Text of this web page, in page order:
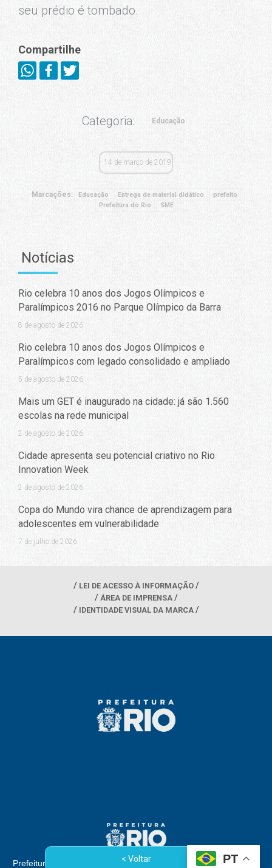
seu prédio é tombado.
Compartilhe
Categoria: Educação
14 de março de 2019
Marcações: Educação Entrega de material didático
prefeito
Prefeitura do Rio
SME
Notícias
Rio celebra 10 anos dos Jogos Olímpicos e
Paralímpicos 2016 no Parque Olímpico da Barra
8 de agosto de 2026
Rio celebra 10 anos dos Jogos Olímpicos e
Paralímpicos com legado consolidado e ampliado
5 de agosto de 2026
Mais um GET é inaugurado na cidade: já são 1.560
escolas na rede municipal
2 de agosto de 2026
Cidade apresenta seu potencial criativo no Rio
Innovation Week
2 de agosto de 2026
Copa do Mundo vira chance de aprendizagem para
adolescentes em vulnerabilidade
7 de julho de 2026
< Voltar
LEI DE ACESSO À INFORMAÇÃO
ÁREA DE IMPRENSA
IDENTIDADE VISUAL DA MARCA
Prefeitura da Cidade do Rio de Janeiro - Rua Afonso Cavalcanti,
PT